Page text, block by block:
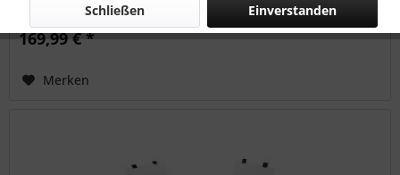
169,99 € *
Merken
Einverstanden
Schließen